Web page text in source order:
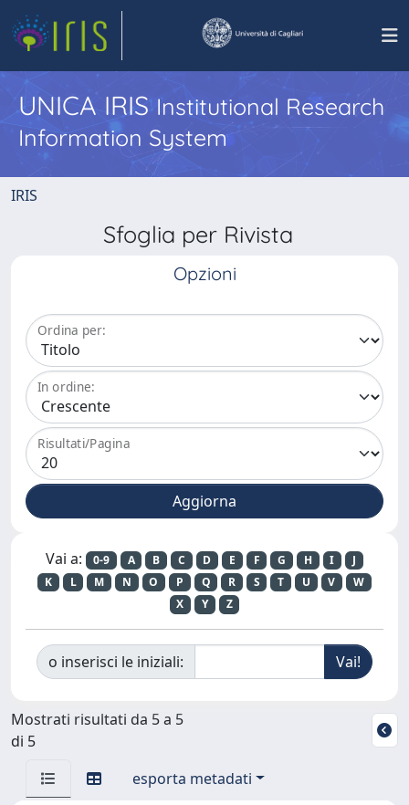
UNICA IRISInstitutional Research
Information System
IRIS
Sfoglia per Rivista
Opzioni
Ordina per:
In ordine:
Risultati/Pagina
Vai a: 0-9 A B C D E F G H I
J
K
L M N O P Q R S T U V
W
X
Y Z
o inserisci le iniziali:
Mostrati risultati da 5 a 5
di 5
esporta metadati